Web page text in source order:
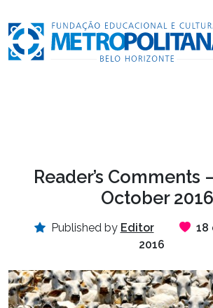
Reader’s Comments
October 2016
Published by Editor
18
2016